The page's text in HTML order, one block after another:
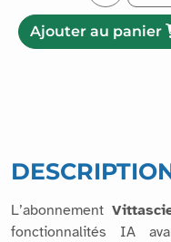
Ajouter au panier
L’abonnement
fonctionnalités IA